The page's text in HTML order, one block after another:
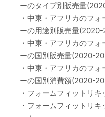
ーのタイプ別販売量
・中東・アフリカのフ
ーの用途別販売量(2020-
・中東・アフリカのフ
ーの国別販売量(2020-
・中東・アフリカのフ
ーの国別消費額(2020-
・フォームフィットリ
・フォームフィットリ